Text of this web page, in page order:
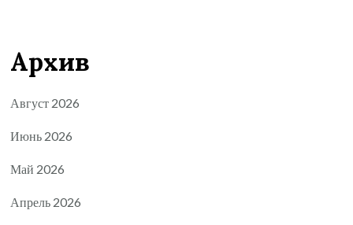
Архив
Август 2026
Июнь 2026
Май 2026
Апрель 2026